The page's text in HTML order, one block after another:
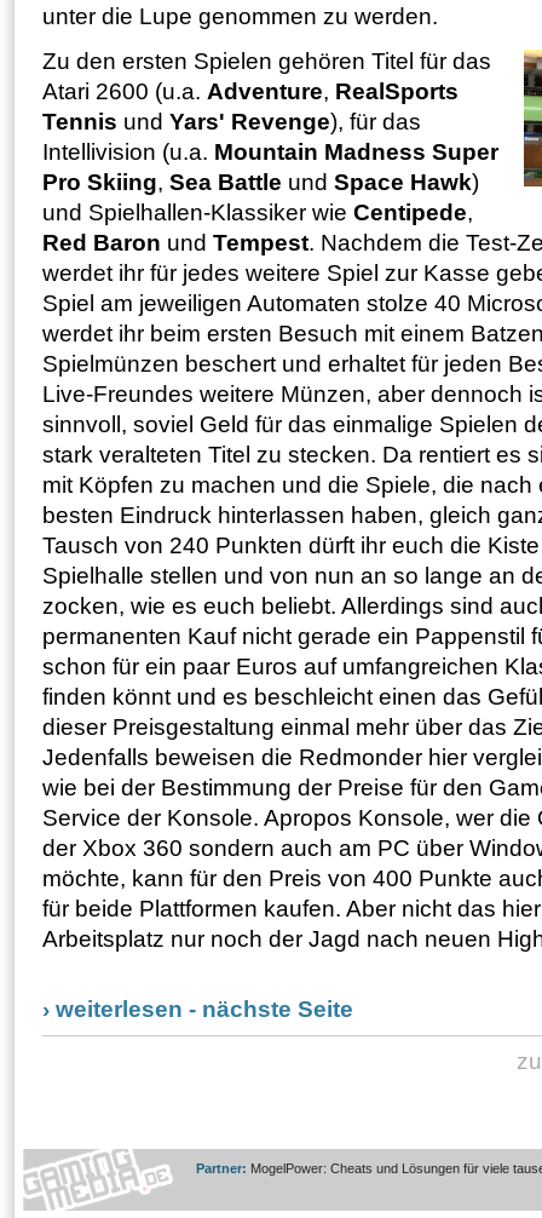
unter die Lupe genommen zu werden.
Zu den ersten Spielen gehören Titel für das
Atari 2600 (u.a. Adventure, RealSports
Tennis und Yars' Revenge), für das
Intellivision (u.a. Mountain Madness Super
Pro Skiing, Sea Battle und Space Hawk)
und Spielhallen-Klassiker wie Centipede,
Red Baron und Tempest. Nachdem die Test-
werdet ihr für jedes weitere Spiel zur Kasse
Spiel am jeweiligen Automaten stolze 40
werdet ihr beim ersten Besuch mit einem
Spielmünzen beschert und erhaltet für jeden
Live-Freundes weitere Münzen, aber dennoch
sinnvoll, soviel Geld für das einmalige Spielen
stark veralteten Titel zu stecken. Da rentiert es
mit Köpfen zu machen und die Spiele, die
besten Eindruck hinterlassen haben, gleich
Tausch von 240 Punkten dürft ihr euch die
Spielhalle stellen und von nun an so lange an
zocken, wie es euch beliebt. Allerdings sind
permanenten Kauf nicht gerade ein Pappenstil
schon für ein paar Euros auf umfangreichen
finden könnt und es beschleicht einen das
dieser Preisgestaltung einmal mehr über das
Jedenfalls beweisen die Redmonder hier
wie bei der Bestimmung der Preise für den
Service der Konsole. Apropos Konsole, wer die
der Xbox 360 sondern auch am PC über
möchte, kann für den Preis von 400 Punkte
für beide Plattformen kaufen. Aber nicht das
Arbeitsplatz nur noch der Jagd nach neuen
› weiterlesen - nächste Seite
Partner: MogelPower: Cheats und Lösungen für viele